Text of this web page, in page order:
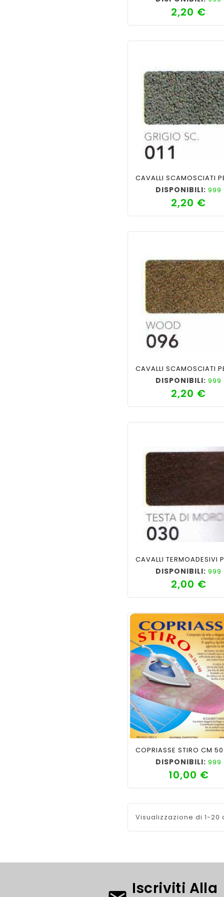
2,20 €
shopping_cart favorite_border
DISPONIBILI: 999
2,20 €
shopping_cart favorite_border
DISPONIBILI: 999
2,20 €
shopping_cart favorite_border
DISPONIBILI: 999
2,00 €
shopping_cart favorite_border cached
COPRIASSE STIRO CM
DISPONIBILI: 999
10,00 €
Visualizzazione di 1-20
Iscriviti Alla